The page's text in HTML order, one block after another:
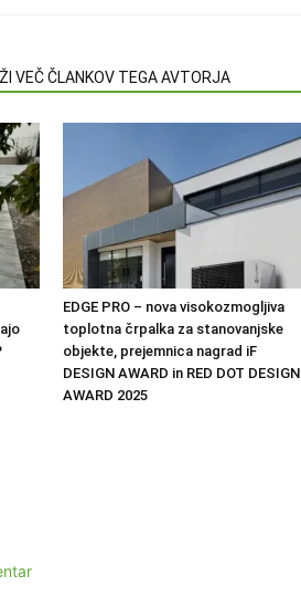
VEČ ČLANKOV TEGA AVTORJA
EDGE PRO – nova visokozmogljiva
toplotna črpalka za stanovanjske
objekte, prejemnica nagrad iF
DESIGN AWARD in RED DOT DESIGN
AWARD 2025